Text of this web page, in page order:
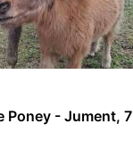
Poney - Jument, 7